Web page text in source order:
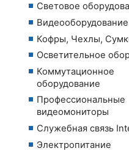
Световое
Видеооборудование
Кофры, Чехлы,
Осветительное
Коммутационное
оборудование
Профессиональные
видеомониторы
Служебная связь
Электропитание